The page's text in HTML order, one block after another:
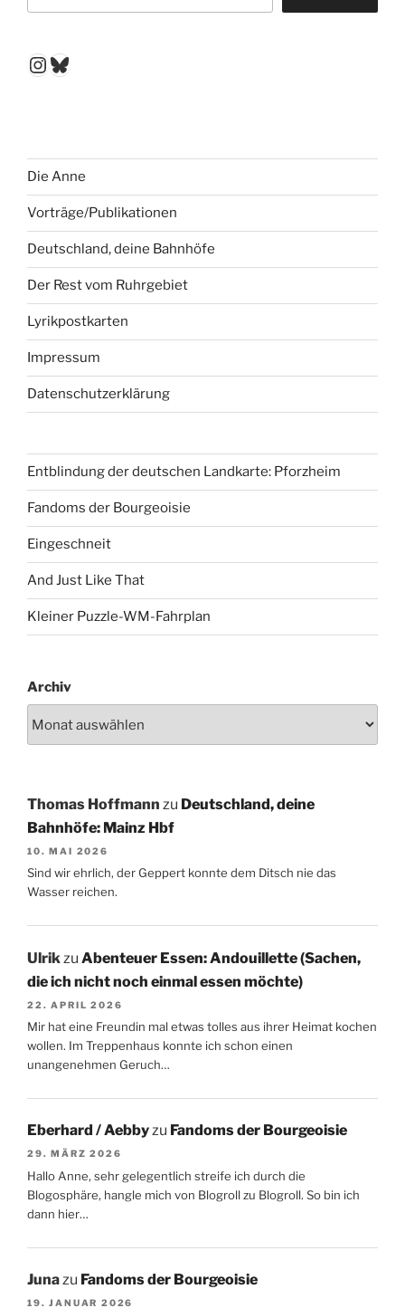
Instagram
Bluesky
Die Anne
Vorträge/Publikationen
Deutschland, deine Bahnhöfe
Der Rest vom Ruhrgebiet
Lyrikpostkarten
Impressum
Datenschutzerklärung
Entblindung der deutschen Landkarte: Pforzheim
Fandoms der Bourgeoisie
Eingeschneit
And Just Like That
Kleiner Puzzle-WM-Fahrplan
Archiv
Thomas Hoffmann zu Deutschland, deine
Bahnhöfe: Mainz Hbf
10. MAI 2026
Sind wir ehrlich, der Geppert konnte dem Ditsch nie das
Wasser reichen.
Ulrik zu Abenteuer Essen: Andouillette (Sachen,
die ich nicht noch einmal essen möchte)
22. APRIL 2026
Mir hat eine Freundin mal etwas tolles aus ihrer Heimat kochen
wollen. Im Treppenhaus konnte ich schon einen
unangenehmen Geruch…
Eberhard / Aebbyzu Fandoms der Bourgeoisie
29. MÄRZ 2026
Hallo Anne, sehr gelegentlich streife ich durch die
Blogosphäre, hangle mich von Blogroll zu Blogroll. So bin ich
dann hier…
Junazu Fandoms der Bourgeoisie
19. JANUAR 2026